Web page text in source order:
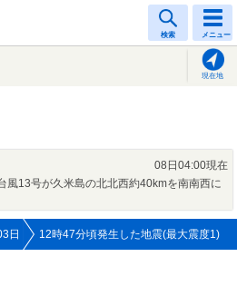
検索 メニュー
現在地
08日04:00現在
風13号が久米島の北北西約40kmを南南西に
日 12時47分頃発生した地震(最大震度1)